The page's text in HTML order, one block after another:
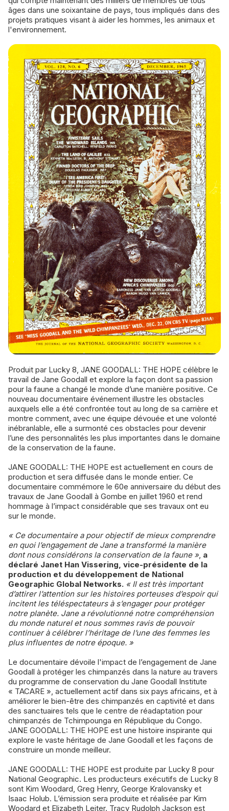
âges dans une soixantaine de pays, tous impliqués dans des
projets pratiques visant à aider les hommes, les animaux et
l'environnement.
Produit par Lucky 8, JANE GOODALL: THE HOPE célèbre le
travail de Jane Goodall et explore la façon dont sa passion
pour la faune a changé le monde d’une manière positive. Ce
nouveau documentaire événement illustre les obstacles
auxquels elle a été confrontée tout au long de sa carrière et
montre comment, avec une équipe dévouée et une volonté
inébranlable, elle a surmonté ces obstacles pour devenir
l’une des personnalités les plus importantes dans le domaine
de la conservation de la faune.
JANE GOODALL: THE HOPE est actuellement en cours de
production et sera diffusée dans le monde entier. Ce
documentaire commémore le 60e anniversaire du début des
travaux de Jane Goodall à Gombe en juillet 1960 et rend
hommage à l’impact considérable que ses travaux ont eu
sur le monde.
« Ce documentaire a pour objectif de mieux comprendre
en quoi l’engagement de Jane a transformé la manière
dont nous considérons la conservation de la faune » a
déclaré Janet Han Vissering, vice-présidente de la
production et du développement de National
Geographic Global Networks. « Il est très important
d’attirer l’attention sur les histoires porteuses d’espoir qui
incitent les téléspectateurs à s’engager pour protéger
notre planète. Jane a révolutionné notre compréhension
du monde naturel et nous sommes ravis de pouvoir
continuer à célébrer l’héritage de l’une des femmes les
plus influentes de notre époque. »
Le documentaire dévoile l'impact de l’engagement de Jane
Goodall à protéger les chimpanzés dans la nature au travers
du programme de conservation du Jane Goodall Institute
« TACARE », actuellement actif dans six pays africains, et à
améliorer le bien-être des chimpanzés en captivité et dans
des sanctuaires tels que le centre de réadaptation pour
chimpanzés de Tchimpounga en République du Congo.
JANE GOODALL: THE HOPE est une histoire inspirante qui
explore le vaste héritage de Jane Goodall et les façons de
construire un monde meilleur.
JANE GOODALL: THE HOPE est produite par Lucky 8 pour
National Geographic. Les producteurs exécutifs de Lucky 8
sont Kim Woodard, Greg Henry, George Kralovansky et
Isaac Holub. L’émission sera produite et réalisée par Kim
Woodard et Elizabeth Leiter. Tracy Rudolph Jackson est